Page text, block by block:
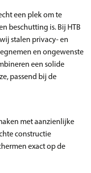
een plek om te
beschutting is. Bij HTB
stalen privacy- en
en ongewenste
een solide
passend bij de
met aanzienlijke
constructie
exact op de